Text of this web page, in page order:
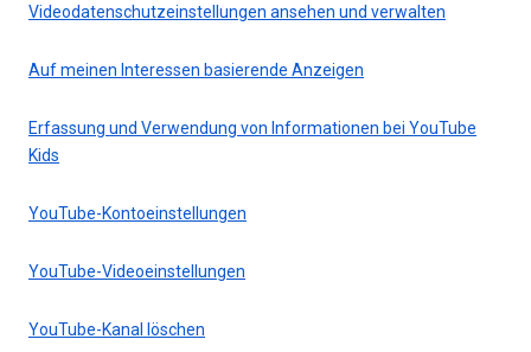
Videodatenschutzeinstellungen ansehen und verwalten
Auf meinen Interessen basierende Anzeigen
Erfassung und Verwendung von Informationen bei YouTube
Kids
YouTube-Kontoeinstellungen
YouTube-Videoeinstellungen
YouTube-Kanal löschen